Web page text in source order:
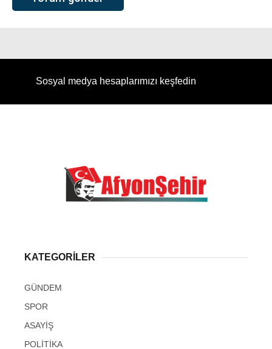
Sosyal medya hesaplarımızı keşfedin
KATEGORİLER
GÜNDEM
SPOR
ASAYİŞ
POLİTİKA